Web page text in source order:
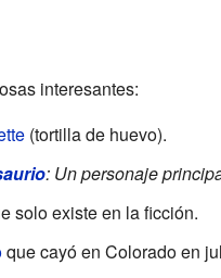
interesantes:
(tortilla de huevo).
: Un personaje
solo existe en la ficción.
que cayó en Colorado en